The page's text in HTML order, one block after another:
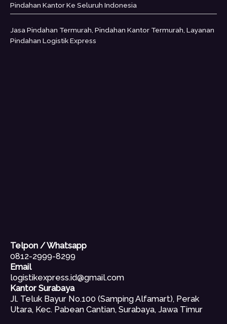
Pindahan Kantor Ke Seluruh Indonesia
Jasa Pindahan Termurah, Pindahan Kantor Termurah, Layanan
Pindahan Logistik Express
Telpon / Whatsapp
0812-2999-8299
Email
logistikexpress.id@gmail.com
Kantor Surabaya
Jl. Teluk Bayur No.100 (Samping Alfamart), Perak
Utara, Kec. Pabean Cantian, Surabaya, Jawa Timur